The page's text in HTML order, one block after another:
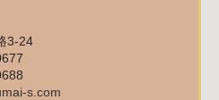
3-24
s.com